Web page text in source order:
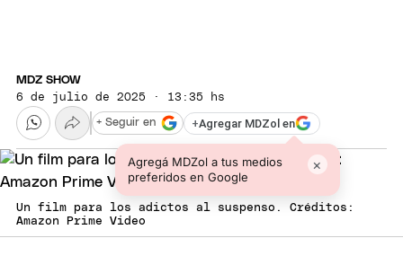
MDZ SHOW
6 de julio de 2025 · 13:35 hs
+Agregar MDZol en
Agregá MDZol a tus medios
preferidos en Google
×
+ Seguir en
Un film para los adictos al suspenso. Créditos:
Amazon Prime Video